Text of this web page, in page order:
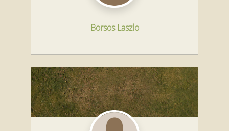
Borsos Laszlo